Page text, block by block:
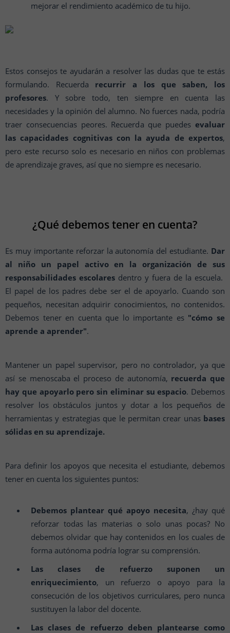
mejorar el rendimiento académico de tu hijo.
Estos consejos te ayudarán a resolver las dudas que te estás
formulando. Recuerda recurrir a los que saben, los
profesores. Y sobre todo, ten siempre en cuenta las
necesidades y la opinión del alumno. No fuerces nada, podría
traer consecuencias peores. Recuerda que puedes evaluar
las capacidades cognitivas con la ayuda de expertos,
pero este recurso solo es necesario en niños con problemas
de aprendizaje graves, así que no siempre es necesario.
¿Qué debemos tener en cuenta?
Es muy importante reforzar la autonomía del estudiante. Dar
al niño un papel activo en la organización de sus
responsabilidades escolares dentro y fuera de la escuela.
El papel de los padres debe ser el de apoyarlo. Cuando son
pequeños, necesitan adquirir conocimientos, no contenidos.
Debemos tener en cuenta que lo importante es "cómo se
aprende a aprender".
Mantener un papel supervisor, pero no controlador, ya que
así se menoscaba el proceso de autonomía, recuerda que
hay que apoyarlo pero sin eliminar su espacio. Debemos
resolver los obstáculos juntos y dotar a los pequeños de
herramientas y estrategias que le permitan crear unas bases
sólidas en su aprendizaje.
Para definir los apoyos que necesita el estudiante, debemos
tener en cuenta los siguientes puntos:
Debemos plantear qué apoyo necesita, ¿hay qué
reforzar todas las materias o solo unas pocas? No
debemos olvidar que hay contenidos en los cuales de
forma autónoma podría lograr su comprensión.
Las clases de refuerzo suponen un
enriquecimiento, un refuerzo o apoyo para la
consecución de los objetivos curriculares, pero nunca
sustituyen la labor del docente.
Las clases de refuerzo deben plantearse como